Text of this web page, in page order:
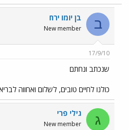
ב בן יומו ירח
New member
17/9/10
שנכתב ונחתם
כולנו לחיים טובים, לשלום ואחווה
ג גילי פרי
New member